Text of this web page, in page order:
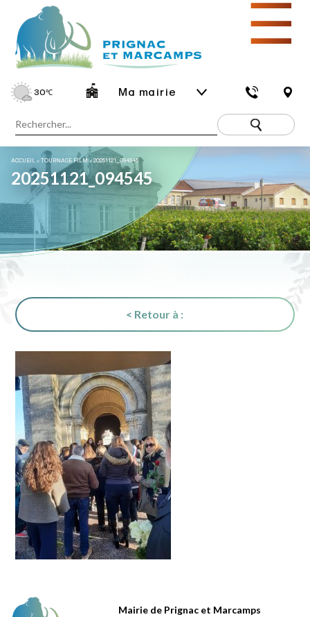
30℃ Ma mairie
☰
ACCUEIL »TOURNAGE FILM»20251121_094545
20251121_094545
< Retour à :
Mairie de Prignac et Marcamps